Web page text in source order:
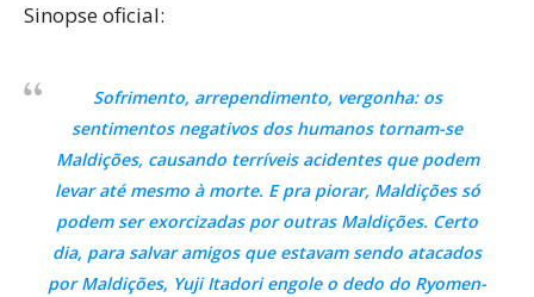
Sinopse oficial:
Sofrimento, arrependimento, vergonha: os
sentimentos negativos dos humanos tornam-se
Maldições, causando terríveis acidentes que podem
levar até mesmo à morte. E pra piorar, Maldições só
podem ser exorcizadas por outras Maldições. Certo
dia, para salvar amigos que estavam sendo atacados
por Maldições, Yuji Itadori engole o dedo do Ryomen-